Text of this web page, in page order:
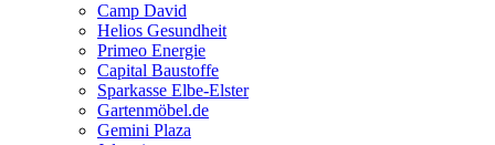
Camp David
Helios Gesundheit
Primeo Energie
Capital Baustoffe
Sparkasse Elbe-Elster
Gartenmöbel.de
Gemini Plaza